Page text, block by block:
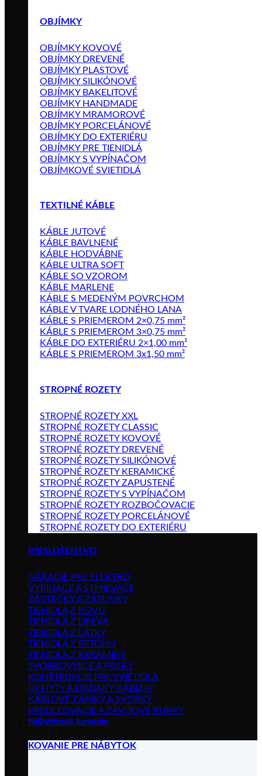
OBJÍMKY
OBJÍMKY KOVOVÉ
OBJÍMKY DREVENÉ
OBJÍMKY PLASTOVÉ
OBJÍMKY SILIKÓNOVÉ
OBJÍMKY BAKELITOVÉ
OBJÍMKY HANDMADE
OBJÍMKY MRAMOROVÉ
OBJÍMKY PORCELÁNOVÉ
OBJÍMKY DO EXTERIÉRU
OBJÍMKY PRE TIENIDLÁ
OBJÍMKY S VYPÍNAČOM
OBJÍMKOVÉ SVIETIDLÁ
TEXTILNÉ KÁBLE
KÁBLE JUTOVÉ
KÁBLE BAVLNENÉ
KÁBLE HODVÁBNE
KÁBLE ULTRA SOFT
KÁBLE SO VZOROM
KÁBLE MARLENE
KÁBLE S MEDENÝM POVRCHOM
KÁBLE V TVARE LODNÉHO LANA
KÁBLE S PRIEMEROM 2×0,75 mm²
KÁBLE S PRIEMEROM 3×0,75 mm²
KÁBLE DO EXTERIÉRU 2×1,00 mm²
KÁBLE S PRIEMEROM 3x1,50 mm²
STROPNÉ ROZETY
STROPNÉ ROZETY XXL
STROPNÉ ROZETY CLASSIC
STROPNÉ ROZETY KOVOVÉ
STROPNÉ ROZETY DREVENÉ
STROPNÉ ROZETY SILIKÓNOVÉ
STROPNÉ ROZETY KERAMICKÉ
STROPNÉ ROZETY ZAPUSTENÉ
STROPNÉ ROZETY S VYPÍNAČOM
STROPNÉ ROZETY ROZBOČOVACIE
STROPNÉ ROZETY PORCELÁNOVÉ
STROPNÉ ROZETY DO EXTERIÉRU
PRÍSLUŠENTVO
NÁRADIE PRE ELEKTRO
VYPÍNAČE A STMIEVAČE
ZÁSTRČKY A ZÁSUVKY
TIENIDLÁ Z KOVU
TIENIDLÁ Z DREVA
TIENIDLÁ Z LÁTKY
TIENIDLÁ Z BETÓNU
TIENIDLÁ Z KERAMIKY
SVORKOVNICE A PÁSKY
KONŠTRUKCIE PRE SVIETIDLÁ
ÚCHYTY A DRŽIAKY KÁBLOV
KÁBLOVÉ ZÁMKY A SVORKY
PREDLŽOVACIE A ZÁVITOVÉ RURKY
Nábytkové kovanie
KOVANIE PRE NÁBYTOK